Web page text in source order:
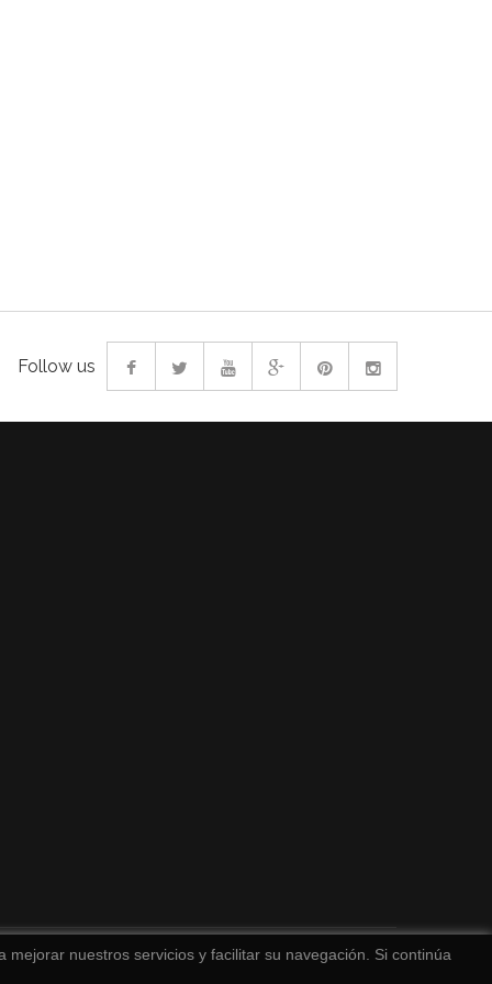
Follow us
nuestros servicios y facilitar su navegación. Si continúa